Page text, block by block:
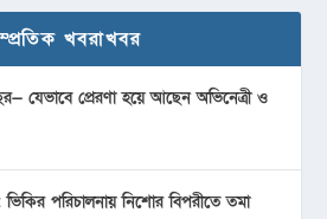
খবরাখবর
যেভাবে প্রেরণা হয়ে আছেন অভিনেত্রী ও
পরিচালনায় নিশোর বিপরীতে তমা